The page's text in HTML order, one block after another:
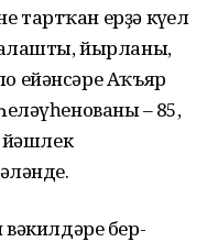
тартҡан ерҙә күңел
йырланы,
ейәнсәре Аҡъяр
– 85,
йәшлек
бер-